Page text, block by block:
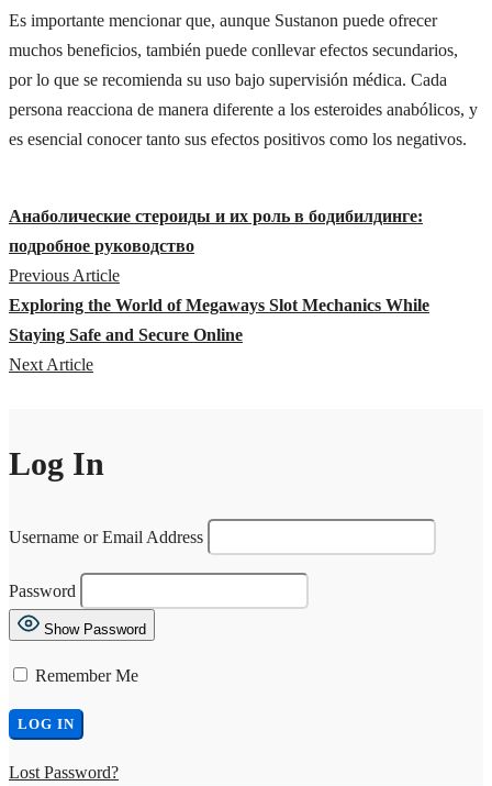
Es importante mencionar que, aunque Sustanon puede ofrecer
muchos beneficios, también puede conllevar efectos secundarios,
por lo que se recomienda su uso bajo supervisión médica. Cada
persona reacciona de manera diferente a los esteroides anabólicos, y
es esencial conocer tanto sus efectos positivos como los negativos.
Анаболические стероиды и их роль в бодибилдинге:
подробное руководство
Previous Article
Exploring the World of Megaways Slot Mechanics While
Staying Safe and Secure Online
Next Article
Log In
Username or Email Address
Password
Show Password
Remember Me
Lost Password?